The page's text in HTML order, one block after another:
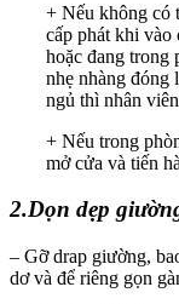
+ Nếu không có
cấp phát khi vào
hoặc đang trong
nhẹ nhàng đóng
ngủ thì nhân
+ Nếu trong
mở cửa và tiến
2.Dọn dẹp
– Gỡ drap giường,
dơ và để riêng gọn